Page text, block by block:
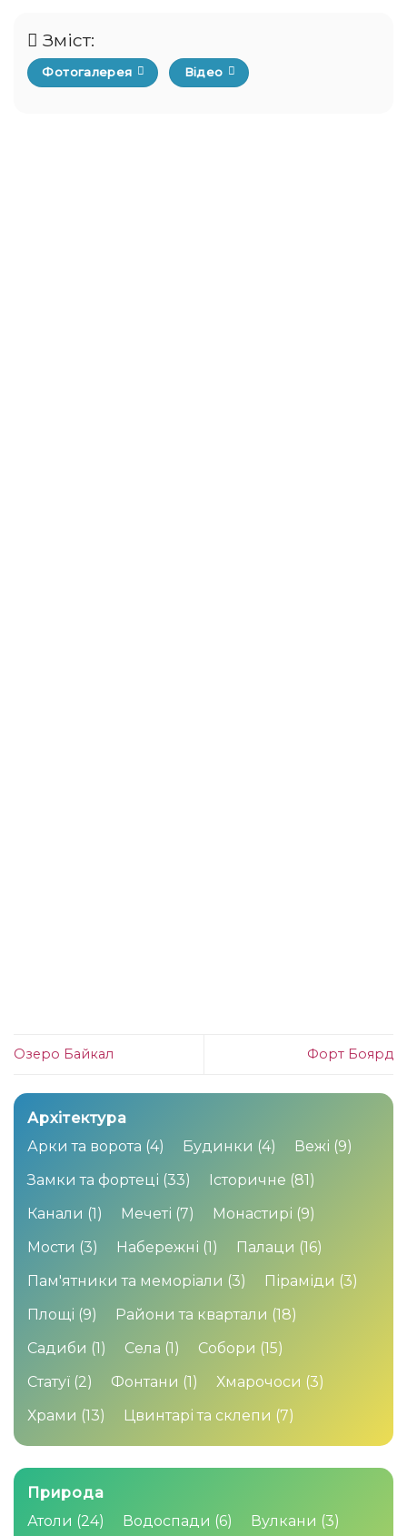
Зміст:
Фотогалерея Відео
Озеро Байкал Форт Боярд
Архітектура
Арки та ворота (4) Будинки (4) Вежі (9)
Замки та фортеці (33) Історичне (81)
Канали (1) Мечеті (7) Монастирі (9)
Мости (3) Набережні (1) Палаци (16)
Пам'ятники та меморіали (3) Піраміди (3)
Площі (9) Райони та квартали (18)
Садиби (1) Села (1) Собори (15)
Статуї (2) Фонтани (1) Хмарочоси (3)
Храми (13) Цвинтарі та склепи (7)
Природа
Атоли (24) Водоспади (6) Вулкани (3)